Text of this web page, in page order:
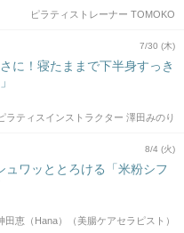
ピラティストレーナー TOMOKO
7/30 (木)
に！寝たままで下半身すっき
ラティスインストラクター 澤田みのり
8/4 (火)
ュワッととろける「米粉シフ
田恵（Hana）（美腸ケアセラピスト）